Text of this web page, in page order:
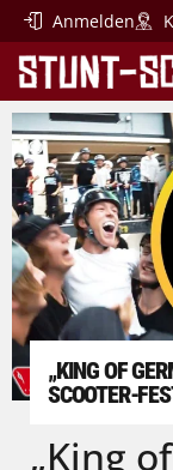
Anmelden
„KING OF
SCOOTER-
„King